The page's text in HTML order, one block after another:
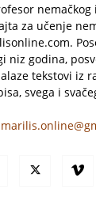
nemačkog
za učenje
niz godina,
tekstovi iz
svega i